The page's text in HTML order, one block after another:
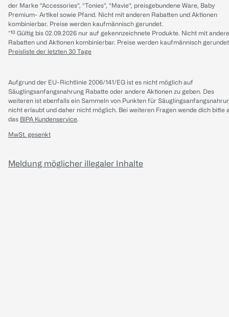
der Marke “Accessories“, “Tonies“, “Mavie“, preisgebundene Ware, Baby
Premium- Artikel sowie Pfand. Nicht mit anderen Rabatten und Aktionen
kombinierbar. Preise werden kaufmännisch gerundet.
*¹⁰ Gültig bis 02.09.2026 nur auf gekennzeichnete Produkte. Nicht mit
Rabatten und Aktionen kombinierbar. Preise werden kaufmännisch
Preisliste der letzten 30 Tage
Aufgrund der EU-Richtlinie 2006/141/EG ist es nicht möglich auf
Säuglingsanfangsnahrung Rabatte oder andere Aktionen zu geben. Des
weiteren ist ebenfalls ein Sammeln von Punkten für
nicht erlaubt und daher nicht möglich. Bei weiteren Fragen wende dich bitte
das BIPA Kundenservice.
MwSt. gesenkt
Meldung möglicher illegaler Inhalte